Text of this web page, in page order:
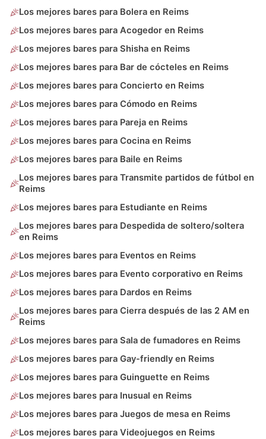
Los mejores bares para Bolera en Reims
Los mejores bares para Acogedor en Reims
Los mejores bares para Shisha en Reims
Los mejores bares para Bar de cócteles en Reims
Los mejores bares para Concierto en Reims
Los mejores bares para Cómodo en Reims
Los mejores bares para Pareja en Reims
Los mejores bares para Cocina en Reims
Los mejores bares para Baile en Reims
Los mejores bares para Transmite partidos de fútbol en
Reims
Los mejores bares para Estudiante en Reims
Los mejores bares para Despedida de soltero/soltera
en Reims
Los mejores bares para Eventos en Reims
Los mejores bares para Evento corporativo en Reims
Los mejores bares para Dardos en Reims
Los mejores bares para Cierra después de las 2 AM en
Reims
Los mejores bares para Sala de fumadores en Reims
Los mejores bares para Gay-friendly en Reims
Los mejores bares para Guinguette en Reims
Los mejores bares para Inusual en Reims
Los mejores bares para Juegos de mesa en Reims
Los mejores bares para Videojuegos en Reims